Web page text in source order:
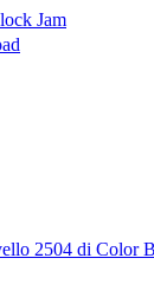
Jam
2504 di Color